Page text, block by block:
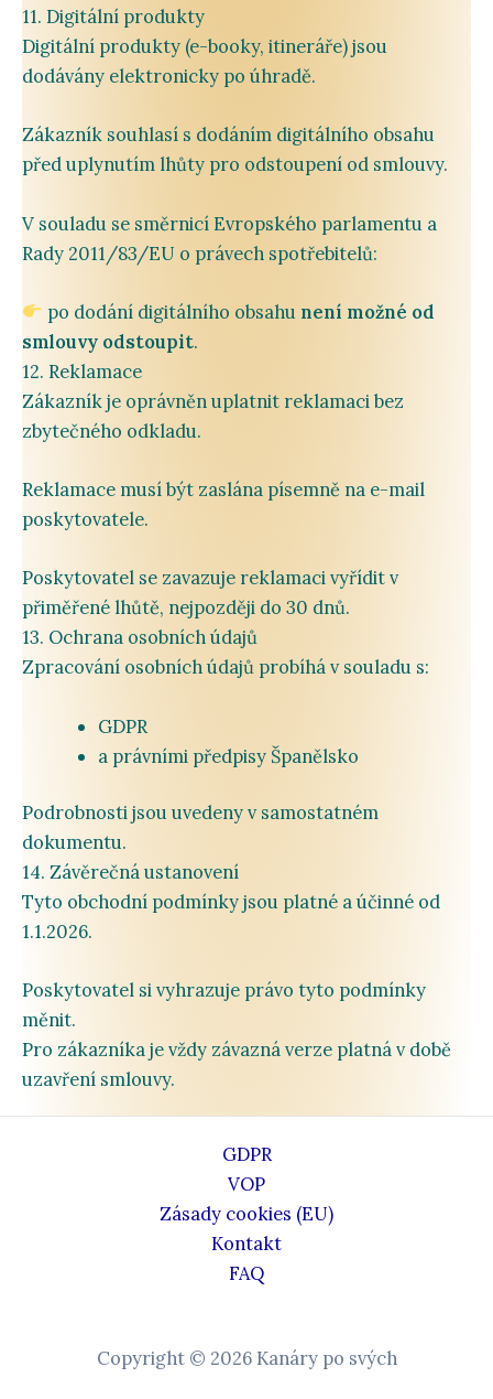
11. Digitální produkty
Digitální produkty (e-booky, itineráře)jsou
dodávány elektronicky po úhradě.
Zákazník souhlasí s dodáním digitálního obsahu
předuplynutím lhůty pro odstoupení od smlouvy.
V souladu se směrnicí Evropského parlamentu a
Rady 2011/83/EU o právech spotřebitelů:
po dodání digitálního obsahu není možné od
smlouvy odstoupit.
12. Reklamace
Zákazníkje oprávněn uplatnit reklamaci bez
zbytečného odkladu.
Reklamace musí být zaslána písemně na e-mail
poskytovatele.
Poskytovatel se zavazuje reklamacivyříditv
přiměřené lhůtě, nejpozději do 30 dnů.
13. Ochrana osobníchúdajů
Zpracování osobníchúdajů probíhávsouladu s:
GDPR
a právními předpisy Španělsko
Podrobnosti jsou uvedenyvsamostatném
dokumentu.
14. Závěrečná ustanovení
Tyto obchodní podmínkyjsou platné a účinné od
1.1.2026.
Poskytovatel sivyhrazuje právo tyto podmínky
měnit.
Pro zákazníkajevždy závaznáverze platnávdobě
uzavření smlouvy.
GDPR
VOP
Zásady cookies (EU)
Kontakt
FAQ
Copyright © 2026 Kanáry po svých